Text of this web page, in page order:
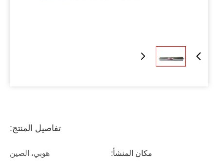
تفاصيل المنتج:
مكان المنشأ: هوبي، الصين